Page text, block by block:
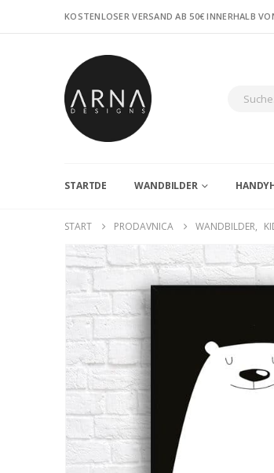
KOSTENLOSER VERSAND AB 50€ INNERHALB
STARTDE WANDBILDER
START PRODAVNICA WANDBILDER,